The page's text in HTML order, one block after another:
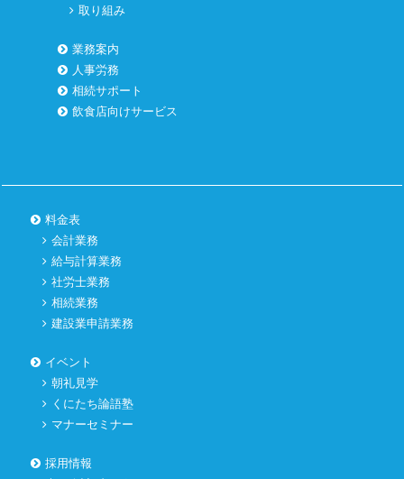
取り組み
業務案内
人事労務
相続サポート
飲食店向けサービス
料金表
会計業務
給与計算業務
社労士業務
相続業務
建設業申請業務
イベント
朝礼見学
くにたち論語塾
マナーセミナー
採用情報